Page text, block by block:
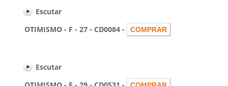
Escutar
OTIMISMO - F - 27 - CD0084 -
Escutar